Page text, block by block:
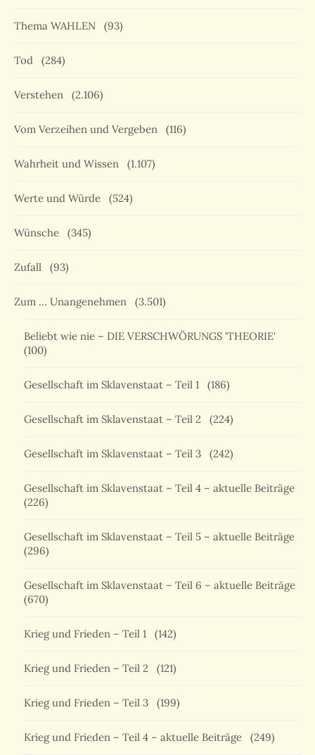
Thema WAHLEN (93)
Tod (284)
Verstehen (2.106)
Vom Verzeihen und Vergeben (116)
Wahrheit und Wissen (1.107)
Werte und Würde (524)
Wünsche (345)
Zufall (93)
Zum … Unangenehmen (3.501)
Beliebt wie nie – DIE VERSCHWÖRUNGS 'THEORIE'
(100)
Gesellschaft im Sklavenstaat – Teil 1 (186)
Gesellschaft im Sklavenstaat – Teil 2 (224)
Gesellschaft im Sklavenstaat – Teil 3 (242)
Gesellschaft im Sklavenstaat – Teil 4 – aktuelle Beiträge
(226)
Gesellschaft im Sklavenstaat – Teil 5 – aktuelle Beiträge
(296)
Gesellschaft im Sklavenstaat – Teil 6 – aktuelle Beiträge
(670)
Krieg und Frieden – Teil 1 (142)
Krieg und Frieden – Teil 2 (121)
Krieg und Frieden – Teil 3 (199)
Krieg und Frieden – Teil 4 – aktuelle Beiträge (249)